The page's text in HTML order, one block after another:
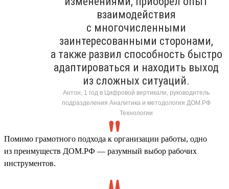
взаимодействия
с многочисленными
заинтересованными сторонами,
а также развил способность быстро
адаптироваться и находить выход
из сложных ситуаций.
Антон, 1 год в Цифровой вертикали, руководитель
подразделения Аналитика и методология ДОМ.РФ
Технологии
Помимо грамотного подхода к организации работы, одно
из преимуществ ДОМ.РФ — разумный выбор рабочих
инструментов.